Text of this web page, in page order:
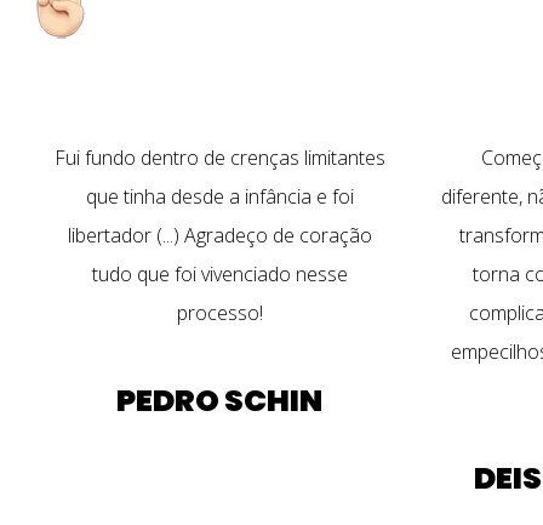
Fui fundo dentro de crenças limitantes
que tinha desde a infância e foi
libertador (...) Agradeço de coração
tudo que foi vivenciado nesse
processo!
PEDRO SCHIN
diferente,
torna